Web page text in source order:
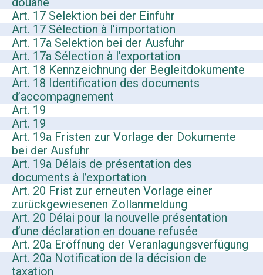
Art. 17 Selektion bei der Einfuhr
Art. 17 Sélection à l’importation
Art. 17a Selektion bei der Ausfuhr
Art. 17a Sélection à l’exportation
Art. 18 Kennzeichnung der Begleitdokumente
Art. 18 Identification des documents
d’accompagnement
Art. 19
Art. 19
Art. 19a Fristen zur Vorlage der Dokumente
bei der Ausfuhr
Art. 19a Délais de présentation des
documents à l’exportation
Art. 20 Frist zur erneuten Vorlage einer
zurückgewiesenen Zollanmeldung
Art. 20 Délai pour la nouvelle présentation
d’une déclaration en douane refusée
Art. 20a Eröffnung der Veranlagungsverfügung
Art. 20a Notification de la décision de
taxation